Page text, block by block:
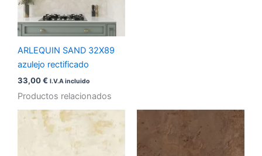
ARLEQUIN SAND 32X89
azulejo rectificado
33,00€ I.V.A incluido
Productos relacionados